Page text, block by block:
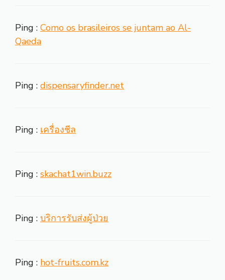
Ping : Como os brasileiros se juntam ao Al-
Qaeda
Ping : dispensaryfinder.net
Ping : เครื่องชีล
Ping : skachat1win.buzz
Ping : บริการรับส่งผู้ป่วย
Ping : hot-fruits.com.kz